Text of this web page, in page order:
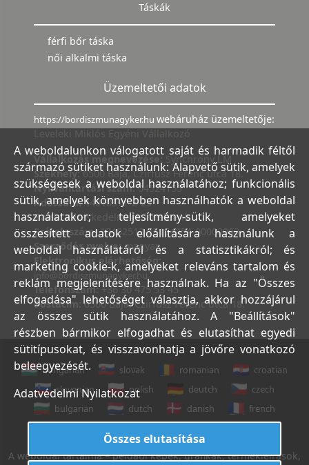
Táskák
férfi bőr táska
női alkalmi táska
Üzemeltetői adatok
https://bordiszmunagyker.hu webáruház üzemeltetője:
Leveleki Miklós Egyéni Vállalkozó
Vállalkozás megnevezése: Synchrony LM
Székhely:6500 Baja, Czirfusz Ferenc utca 18.
Nyilvántartási szám:04524155
Adószám:44018371-2-23
Bank:Kereskedelmi és Hitelbank
Számlaszám:10402513-25154254-00000000
Szerződés nyelve:magyar
Elektronikus elérhetőség:
info@bordiszmunagyker.hu
Telefonszám: +36 30 475 53 45
Postacím:6500 Baja, Czirfusz Ferenc utca 18.
hungarian slovak romanian
croatian
slovenian
polish deutch
czech
bulgarian
dutch danish
french
A weboldal tartalma – például képek, grafikák, termékleírások,
A weboldalunkon válogatott saját és harmadik féltől
származó sütiket használunk: Alapvető sütik, amelyek
szükségesek a weboldal használatához; funkcionális
sütik, amelyek könnyebben használhatók a weboldal
használatakor; teljesítmény-sütik, amelyeket
összesített adatok előállítására használunk a
weboldal használatáról és a statisztikákról; és
marketing cookie-k, amelyeket releváns tartalom és
reklám megjelenítésére használnak. Ha az "Összes
elfogadása" lehetőséget választja, akkor hozzájárul
az összes sütik használatához. A "Beállítások"
részben bármikor elfogadhat és elutasíthat egyedi
sütitípusokat, és visszavonhatja a jövőre vonatkozó
beleegyezését.
Adatvédelmi Nyilatkozat
Összes elutasítása